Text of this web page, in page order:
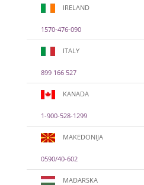
IRELAND
1570-476-090
ITALY
899 166 527
KANADA
1-900-528-1299
MAKEDONIJA
0590/40-602
MAĐARSKA